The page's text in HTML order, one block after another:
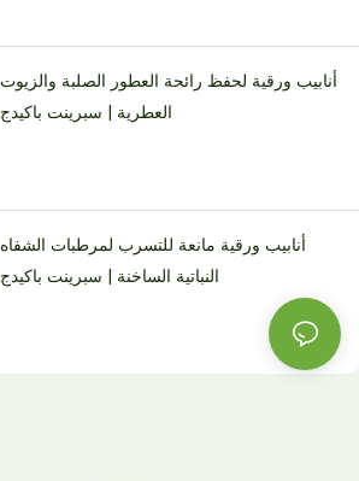
أنابيب ورقية لحفظ رائحة العطور الصلبة والزيوت
العطرية | سبرينت باكيدج
أنابيب ورقية مانعة للتسرب لمرطبات الشفاه
النباتية الساخنة | سبرينت باكيدج